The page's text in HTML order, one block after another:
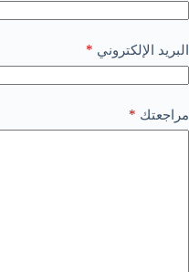
البريد الإلكتروني *
مراجعتك *